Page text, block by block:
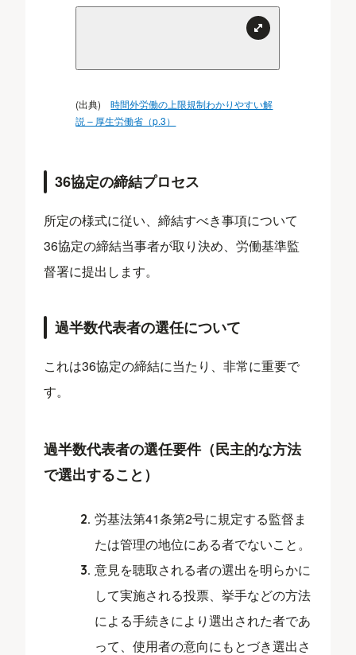
(出典)時間外労働の上限規制わかりやすい解
説 – 厚生労働省（p.3）
36協定の締結プロセス
所定の様式に従い、締結すべき事項について
36協定の締結当事者が取り決め、労働基準監
督署に提出します。
過半数代表者の選任について
これは36協定の締結に当たり、非常に重要で
す。
過半数代表者の選任要件（民主的な方法
で選出すること）
労基法第41条第2号に規定する監督ま
たは管理の地位にある者でないこと。
意見を聴取される者の選出を明らかに
して実施される投票、挙手などの方法
による手続きにより選出された者であ
って、使用者の意向にもとづき選出さ